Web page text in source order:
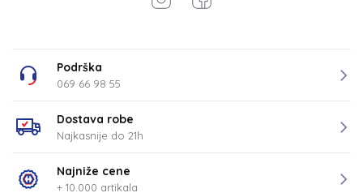
Podrška
069 66 98 55
Dostava robe
Najkasnije do 21h
Najniže cene
+ 10.000 artikala